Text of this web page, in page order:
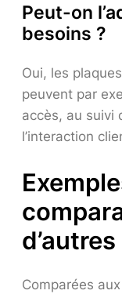
Peut-on
besoins ?
Oui, les
peuvent par
accès, au suivi
l’interaction
Comparées